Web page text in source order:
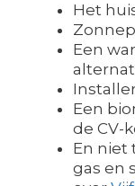
Het
Een
Een
de CV-
En niet
gas en